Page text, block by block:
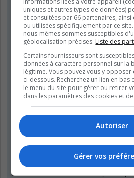
que vos propres messages. Vous
messages en cliquant le bouton
limite de temps après que le message
quelqu’un a déjà répondu à votre
en dessous du message affichera le
l’avez modifié, contenant la date et
Ce petit texte n’apparaîtra pas s’il
effectuée par un modérateur ou un
puissent rédiger une raison discrète
modification. Veuillez noter que les
été publiée.
Comment puis-je insérer une
Pour insérer une signature à un de
tout d’abord en créer une depuis le
uniques et autres types de données)
et consultées par 66 partenaires, ainsi
ou utilisées spécifiquement par ce
nous-mêmes sommes susceptibles
géolocalisation précises. Liste des
Certains fournisseurs sont
données à caractère personnel sur la
légitime. Vous pouvez vous y
ci-dessous. Recherchez un lien en
le menu du site pour gérer ou retirer
dans les paramètres des cookies et
Autoriser
Gérer vos